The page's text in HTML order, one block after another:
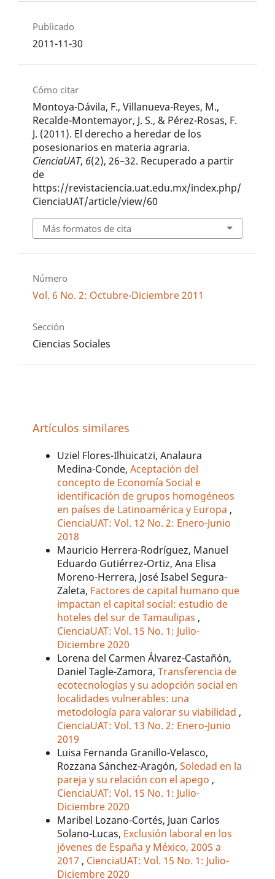
Publicado
2011-11-30
Cómo citar
Montoya-Dávila, F., Villanueva-Reyes, M.,
Recalde-Montemayor, J. S., & Pérez-Rosas, F.
J. (2011). El derecho a heredar de los
posesionarios en materia agraria.
CienciaUAT, 6(2), 26–32. Recuperado a partir
de
https://revistaciencia.uat.edu.mx/index.php/
CienciaUAT/article/view/60
Más formatos de cita
Número
Vol. 6 No. 2: Octubre-Diciembre 2011
Sección
Ciencias Sociales
Artículos similares
Uziel Flores-Ilhuicatzi, Analaura
Medina-Conde,Aceptación del
concepto de Economía Social e
identificación de grupos homogéneos
en países de Latinoamérica y Europa ,
CienciaUAT: Vol. 12 No. 2: Enero-Junio
2018
Mauricio Herrera-Rodríguez, Manuel
Eduardo Gutiérrez-Ortiz, Ana Elisa
Moreno-Herrera, José Isabel Segura-
Zaleta, Factores de capital humano que
impactan el capital social: estudio de
hoteles del sur de Tamaulipas ,
CienciaUAT: Vol. 15 No. 1: Julio-
Diciembre 2020
Lorena del Carmen Álvarez-Castañón,
Daniel Tagle-Zamora,Transferencia de
ecotecnologías y su adopción social en
localidades vulnerables: una
metodología para valorar su viabilidad ,
CienciaUAT: Vol. 13 No. 2: Enero-Junio
2019
Luisa Fernanda Granillo-Velasco,
Rozzana Sánchez-Aragón,Soledad en la
pareja y su relación con el apego ,
CienciaUAT: Vol. 15 No. 1: Julio-
Diciembre 2020
Maribel Lozano-Cortés, Juan Carlos
Solano-Lucas, Exclusión laboral en los
jóvenes de España y México, 2005 a
2017 , CienciaUAT: Vol. 15 No. 1: Julio-
Diciembre 2020